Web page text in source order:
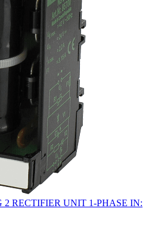
2 RECTIFIER UNIT 1-PHASE IN: